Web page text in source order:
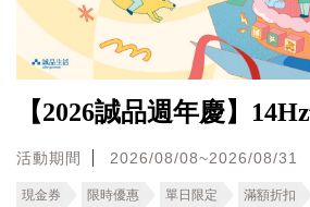
【2026誠品週年慶】
活動期間 2026/08/08~2026/08/31
現金券 限時優惠 單日限定 滿額折扣